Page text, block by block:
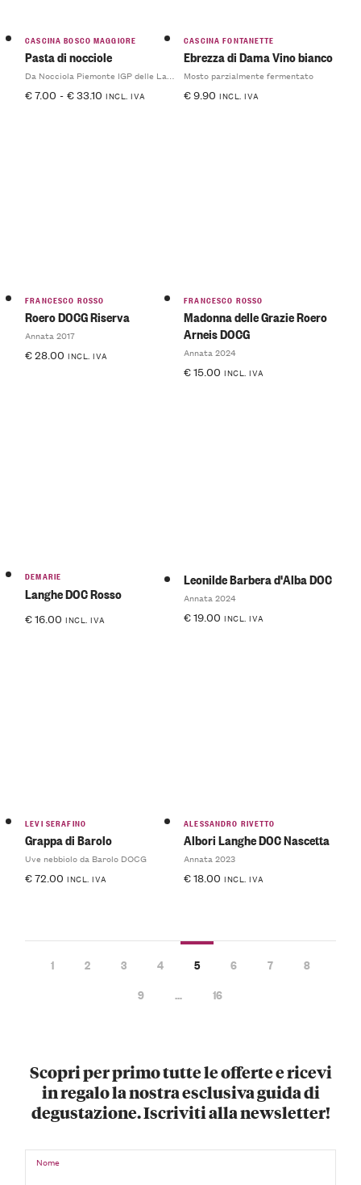
CASCINA BOSCO MAGGIORE
Pasta di nocciole
Da Nocciola Piemonte IGP delle Langhe
€7.00 - €33.10 INCL. IVA
CASCINA FONTANETTE
Ebrezza di Dama Vino bianco
Mosto parzialmente fermentato
€9.90 INCL. IVA
FRANCESCO ROSSO
Roero DOCG Riserva
Annata 2017
€28.00 INCL. IVA
FRANCESCO ROSSO
Madonna delle Grazie Roero
Arneis DOCG
Annata 2024
€15.00 INCL. IVA
DEMARIE
Langhe DOC Rosso
€16.00 INCL. IVA
Leonilde Barbera d'Alba DOC
Annata 2024
€19.00 INCL. IVA
LEVI SERAFINO
Grappa di Barolo
Uve nebbiolo da Barolo DOCG
€72.00 INCL. IVA
ALESSANDRO RIVETTO
Albori Langhe DOC Nascetta
Annata 2023
€18.00 INCL. IVA
1 2 3 4 5 6 7
8
9
… 16
Scopri per primo tutte le offerte e ricevi
in regalo la nostra esclusiva guida di
degustazione. Iscriviti alla newsletter!
Nome